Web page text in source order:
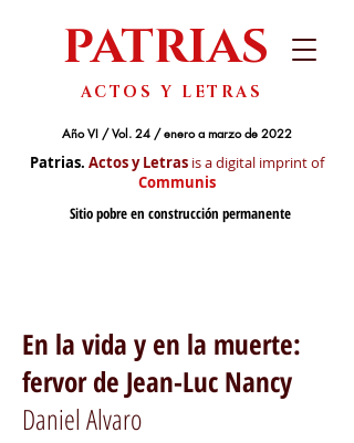
PATRIAS
Sitio pobre en construcción permanente
ACTOS Y LETRAS
Año VI / Vol. 24 / enero a marzo de 2022
Patrias. Actos y Letras is a digital imprint of
Communis
En la vida y en la muerte:
fervor de Jean-Luc Nancy
Daniel Alvaro